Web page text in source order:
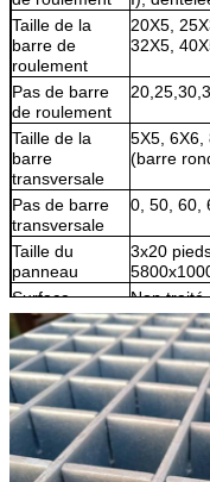
Taille de la
barre de
roulement
20X5,
32X5,
Pas de barre
de roulement
Taille de la
barre
transversale
5X5, 6X6,
(barre
Pas de barre
transversale
0, 50, 60,
Taille du
panneau
3x20
Surface
Non
peint, en
Galvanisation
CN : GB/
Couleur
Argent/
Application
pétrole et
fer,